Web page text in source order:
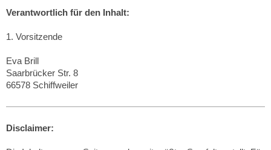
Verantwortlich für den Inhalt:
1. Vorsitzende
Eva Brill
Saarbrücker Str. 8
66578 Schiffweiler
Disclaimer: